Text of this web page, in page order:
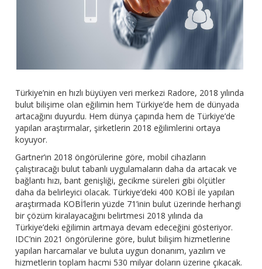
Türkiye’nin en hızlı büyüyen veri merkezi Radore, 2018 yılında
bulut bilişime olan eğilimin hem Türkiye’de hem de dünyada
artacağını duyurdu. Hem dünya çapında hem de Türkiye’de
yapılan araştırmalar, şirketlerin 2018 eğilimlerini ortaya
koyuyor.
Gartner’ın 2018 öngörülerine göre, mobil cihazların
çalıştıracağı bulut tabanlı uygulamaların daha da artacak ve
bağlantı hızı, bant genişliği, gecikme süreleri gibi ölçütler
daha da belirleyici olacak. Türkiye’deki 400 KOBİ ile yapılan
araştırmada KOBİ’lerin yüzde 71’inin bulut üzerinde herhangi
bir çözüm kiralayacağını belirtmesi 2018 yılında da
Türkiye’deki eğilimin artmaya devam edeceğini gösteriyor.
IDC’nin 2021 öngörülerine göre, bulut bilişim hizmetlerine
yapılan harcamalar ve buluta uygun donanım, yazılım ve
hizmetlerin toplam hacmi 530 milyar doların üzerine çıkacak.